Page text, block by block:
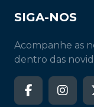
SIGA-NOS
Acompanhe as
dentro das